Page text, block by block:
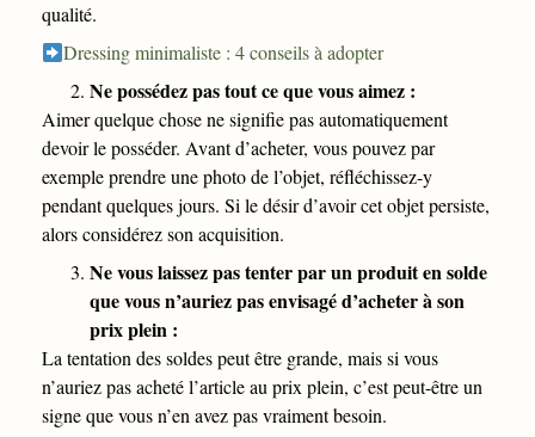
qualité.
Dressing minimaliste : 4 conseils à adopter
Ne possédez pas tout ce que vous aimez :
Aimer quelque chose ne signifie pas automatiquement
devoir le posséder. Avant d’acheter, vous pouvez par
exemple prendre une photo de l’objet, réfléchissez-y
pendant quelques jours. Si le désir d’avoir cet objet persiste,
alors considérez son acquisition.
Ne vous laissez pas tenter par un produit en solde
que vous n’auriez pas envisagé d’acheter à son
prix plein :
La tentation des soldes peut être grande, mais si vous
n’auriez pas acheté l’article au prix plein, c’est peut-être un
signe que vous n’en avez pas vraiment besoin.